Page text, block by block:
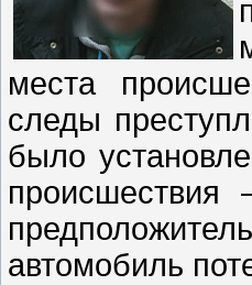
места
следы
было
автомобиль